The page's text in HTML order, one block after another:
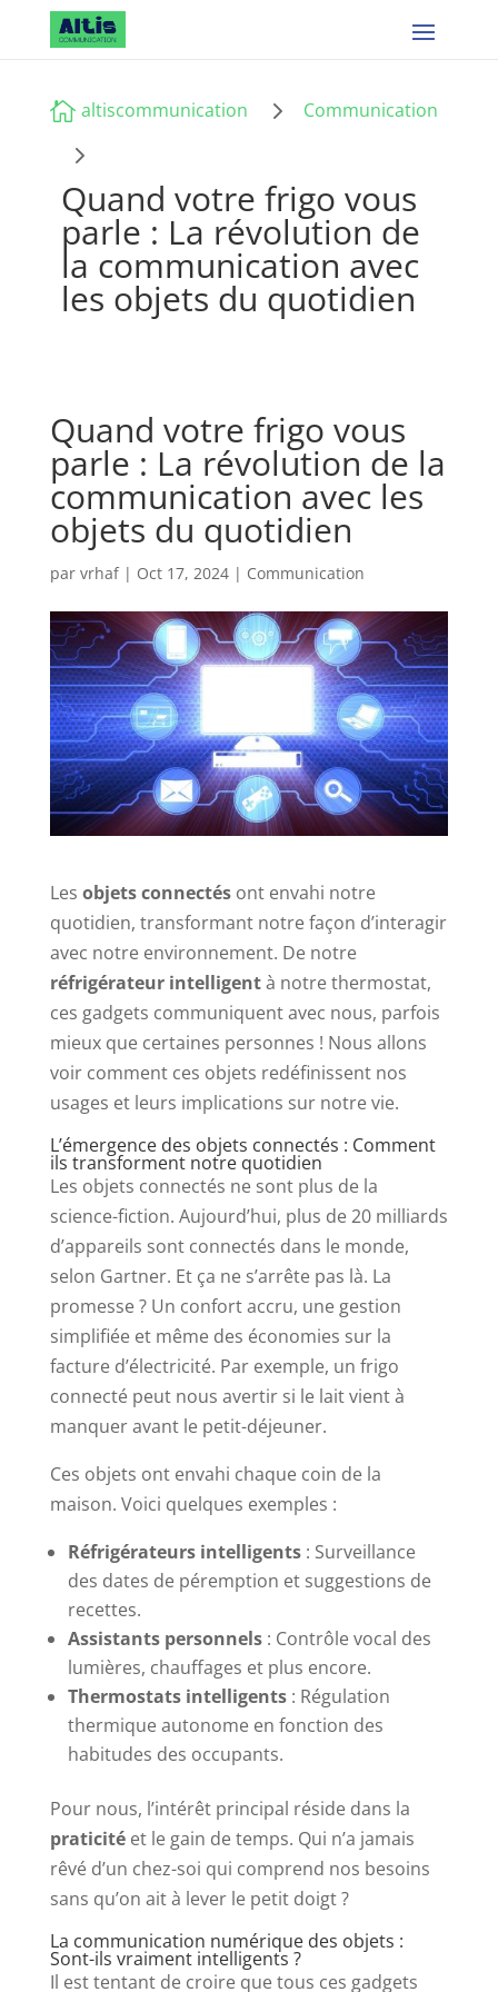
 altiscommunication 5 Communication
5
Quand votre frigo vous
parle : La révolution de
la communication avec
les objets du quotidien
Quand votre frigo vous
parle : La révolution de la
communication avec les
objets du quotidien
par vrhaf| Oct 17, 2024| Communication
Les objets connectésont envahi notre
quotidien, transformant notre façon d’interagir
avec notre environnement. De notre
réfrigérateur intelligentà notre thermostat,
ces gadgets communiquent avec nous, parfois
mieux que certaines personnes ! Nous allons
voir comment ces objets redéfinissent nos
usages et leurs implications sur notre vie.
L’émergence des objets connectés : Comment
ils transforment notre quotidien
Les objets connectés ne sont plus de la
science-fiction. Aujourd’hui, plus de 20 milliards
d’appareils sont connectés dans le monde,
selon Gartner. Et ça ne s’arrête pas là. La
promesse ? Un confort accru, une gestion
simplifiée et même des économies sur la
facture d’électricité. Par exemple, un frigo
connecté peut nous avertir si le lait vient à
manquer avant le petit-déjeuner.
Ces objets ont envahi chaque coin de la
maison. Voici quelques exemples :
Réfrigérateurs intelligents: Surveillance
des dates de péremption et suggestions de
recettes.
Assistants personnels: Contrôle vocal des
lumières, chauffages et plus encore.
Thermostats intelligents: Régulation
thermique autonome en fonction des
habitudes des occupants.
Pour nous, l’intérêt principal réside dans la
praticitéet le gain de temps. Qui n’a jamais
rêvé d’un chez-soi qui comprend nos besoins
sans qu’on ait à lever le petit doigt ?
La communication numérique des objets :
Sont-ils vraiment intelligents ?
Il est tentant de croire que tous ces gadgets